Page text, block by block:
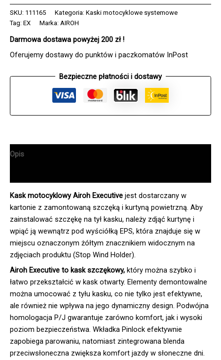
EXECUTIVE
WHITE
SKU: 111165 Kategoria: Kaski motocyklowe systemowe
Tag: EX Marka: AIROH
Darmowa dostawa powyżej 200 zł !
Oferujemy dostawy do punktów i paczkomatów InPost
Bezpieczne płatności i dostawy
Opis
Kask motocyklowy Airoh Executive jest dostarczany w
kartonie z zamontowaną szczęką i kurtyną powietrzną. Aby
zainstalować szczękę na tył kasku, należy zdjąć kurtynę i
wpiąć ją wewnątrz pod wyściółką EPS, która znajduje się w
miejscu oznaczonym żółtym znacznikiem widocznym na
zdjęciach produktu (Stop Wind Holder).
Airoh Executive to kask szczękowy, który można szybko i
łatwo przekształcić w kask otwarty. Elementy demontowalne
można umocować z tyłu kasku, co nie tylko jest efektywne,
ale również nie wpływa na jego dynamiczny design. Podwójna
homologacja P/J gwarantuje zarówno komfort, jak i wysoki
poziom bezpieczeństwa. Wkładka Pinlock efektywnie
zapobiega parowaniu, natomiast zintegrowana blenda
przeciwsłoneczna zwiększa komfort jazdy w słoneczne dni.